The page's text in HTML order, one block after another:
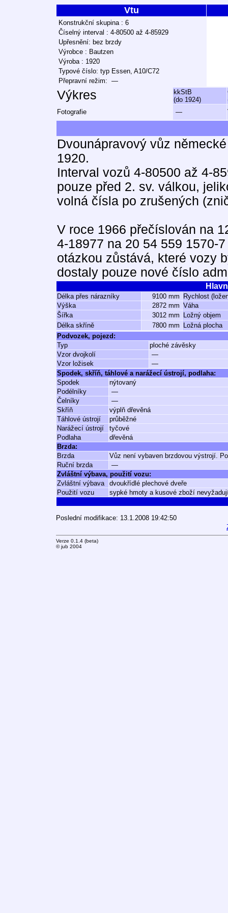
Vtu
Konstrukční skupina : 6
Číselný interval : 4-80500 až 4-85929
Upřesnění: bez brzdy
Výrobce : Bautzen
Výroba : 1920
Typové číslo: typ Essen, A10/C72
Přepravní režim: —
Výkres
kkStB
(do 1924)
Fotografie
—
Dvounápravový vůz
1920.
Interval vozů 4-80500 až 4-
pouze před 2. sv. válkou,
volná čísla po zrušených
V roce 1966 přečíslován na
4-18977 na 20 54 559 1570-7
otázkou zůstává, které vozy
dostaly pouze nové číslo
Délka přes nárazníky 9100 mm
Rychlost
Výška
2872 mm Váha
Šířka
3012 mm
Ložný objem
Délka skříně
7800 mm
Ložná plocha
Podvozek, pojezd:
Typ
ploché závěsky
Vzor dvojkolí
—
Vzor ložisek
—
Spodek, skříň, táhlové a narážecí ústrojí, podlaha:
Spodek
nýtovaný
Podélníky
—
Čelníky
—
Skříň
výplň dřevěná
Táhlové ústrojí
průběžné
Narážecí ústrojí
tyčové
Podlaha
dřevěná
Brzda:
Brzda
Vůz není vybaven brzdovou výstrojí.
Ruční brzda
—
Zvláštní výbava, použití vozu:
Zvláštní výbava
dvoukřídlé plechové dveře
Použití vozu
sypké hmoty a kusové zboží
Poslední modifikace: 13.1.2008 19:42:50
Verze 0.1.4 (beta)
© jub 2004